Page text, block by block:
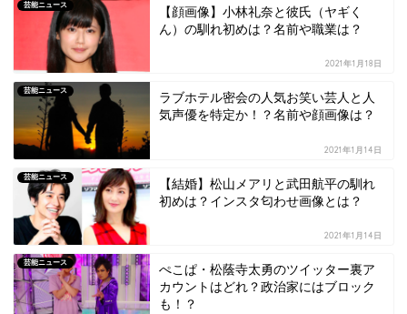
芸能ニュース
【顔画像】小林礼奈と彼氏（ヤギく
ん）の馴れ初めは？名前や職業は？
2021年1月18日
芸能ニュース
ラブホテル密会の人気お笑い芸人と人
気声優を特定か！？名前や顔画像は？
2021年1月14日
芸能ニュース
【結婚】松山メアリと武田航平の馴れ
初めは？インスタ匂わせ画像とは？
2021年1月14日
芸能ニュース
ぺこぱ・松蔭寺太勇のツイッター裏ア
カウントはどれ？政治家にはブロック
も！？